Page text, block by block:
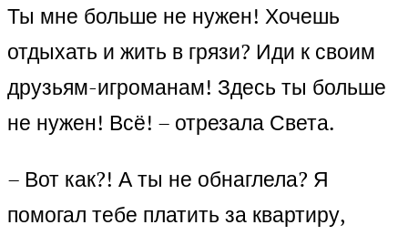
Ты мне больше не нужен! Хочешь
отдыхать и жить в грязи? Иди к своим
друзьям-игроманам! Здесь ты больше
не нужен! Всё! – отрезала Света.
– Вот как?! А ты не обнаглела? Я
помогал тебе платить за квартиру,